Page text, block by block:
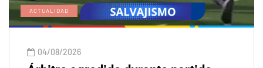
ACTUALIDAD
04/08/2026